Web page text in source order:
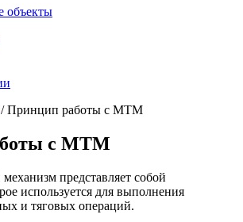
объекты
/Принцип работы с МТМ
с МТМ
представляет собой
используется для выполнения
и тяговых операций.